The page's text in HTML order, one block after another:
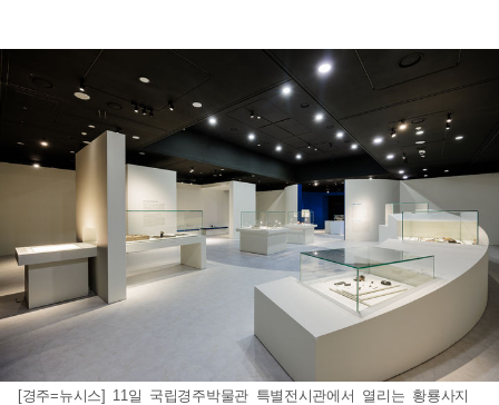
[경주=뉴시스] 11일 국립경주박물관 특별전시관에서 열리는 황룡사지